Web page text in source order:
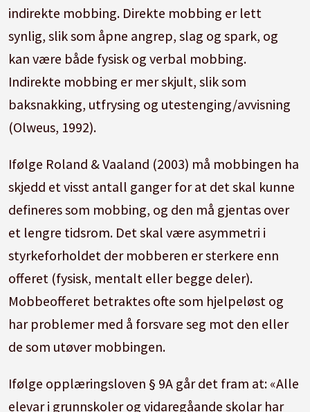
indirekte mobbing. Direkte mobbing er lett
synlig, slik som åpne angrep, slag og spark, og
kan være både fysisk og verbal mobbing.
Indirekte mobbing er mer skjult, slik som
baksnakking, utfrysing og utestenging/avvisning
(Olweus, 1992).
Ifølge Roland & Vaaland (2003) må mobbingen ha
skjedd et visst antall ganger for at det skal kunne
defineres som mobbing, og den må gjentas over
et lengre tidsrom. Det skal være asymmetri i
styrkeforholdet der mobberen er sterkere enn
offeret (fysisk, mentalt eller begge deler).
Mobbeofferet betraktes ofte som hjelpeløst og
har problemer med å forsvare seg mot den eller
de som utøver mobbingen.
Ifølge opplæringsloven § 9A går det fram at: «Alle
elevar i grunnskoler og vidaregåande skolar har